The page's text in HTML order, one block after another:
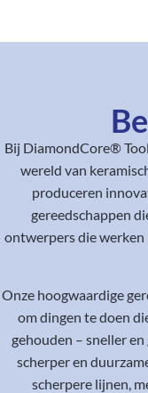
Bij DiamondCore®
wereld van
produceren
gereedschappen
ontwerpers die werken
Onze hoogwaardige
om dingen te doen
gehouden – sneller
scherper en
scherpere lijnen,